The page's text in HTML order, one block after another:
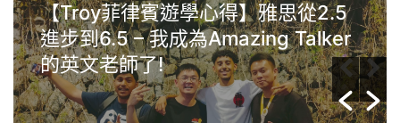
【Troy菲律賓遊學心得】雅思從2.5
進步到6.5 – 我成為Amazing Talker
的英文老師了!